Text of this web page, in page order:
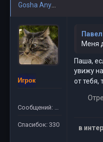
Gosha Anyway
Игрок
Сообщений: 311
Спасибок: 330
Меня
Паша,
увижу
от тебя,
в